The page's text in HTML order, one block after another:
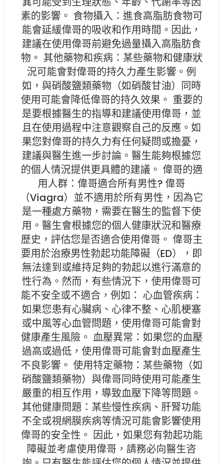
素的影響。 食物攝入：進食高脂肪食物可
能會延緩偉哥的吸收和作用時間。因此，
建議在使用偉哥前避免過量攝入高脂肪食
物。 其他藥物和疾病：某些藥物和健康狀
況可能會對偉哥的持久力產生影響。例
如，與硝酸鹽類藥物（如硝酸甘油）同時
使用可能會降低偉哥的持久效果。 重要的
是要根據醫生的指導和建議使用偉哥，並
且在使用過程中注意觀察自己的反應。如
果您對偉哥的持久力有任何疑問或擔憂，
建議與醫生進一步討論。醫生能夠根據您
的個人情況提供更具體的建議。 偉哥的適
用人群：偉哥適合所有男性? 偉哥
（Viagra）並不適用於所有男性，因為它
是一種處方藥物，需要在醫生的監督下使
用。醫生會根據您的個人健康狀況和醫療
歷史，評估您是否適合使用偉哥。 偉哥主
要用於治療男性勃起功能障礙（ED），即
無法達到或維持足夠的勃起以進行滿意的
性行為。然而，有些情況下，使用偉哥可
能不安全或不適合，例如： 心血管疾病：
如果您患有心臟病、心律不整、心肌梗塞
或中風等心血管問題，使用偉哥可能會對
健康產生風險。 血壓異常：如果您的血壓
過高或過低，使用偉哥可能會對血壓產生
不良影響。 使用特定藥物：某些藥物（如
硝酸鹽類藥物）與偉哥同時使用可能產生
嚴重的相互作用，導致血壓下降等問題。
其他健康問題：某些慢性疾病、肝腎功能
不全或視網膜疾病等情況可能會影響使用
偉哥的安全性。 因此，如果您有勃起功能
障礙並考慮使用偉哥，請務必向醫生咨